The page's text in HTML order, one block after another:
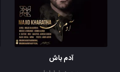
آدم باش